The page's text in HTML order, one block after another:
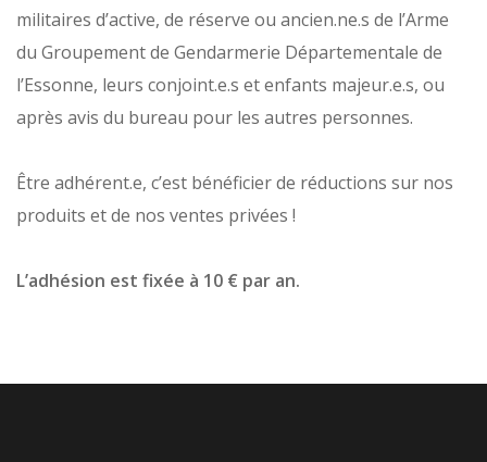
militaires d’active, de réserve ou ancien.ne.s de l’Arme
du Groupement de Gendarmerie Départementale de
l’Essonne, leurs conjoint.e.s et enfants majeur.e.s, ou
après avis du bureau pour les autres personnes.
Être adhérent.e, c’est bénéficier de réductions sur nos
produits et de nos ventes privées !
L’adhésion est fixée à 10 € par an.